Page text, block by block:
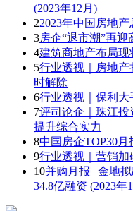
(2023年12月)
22023年中国房地
3房企“退市潮”再
4建筑商地产布局现
5行业透视｜房地产
时解除
6行业透视｜保利大
7评司论企｜珠江
提升综合实力
8中国房企TOP30月
9行业透视｜营销
10并购月报 | 金地
34.8亿融资 (2023年